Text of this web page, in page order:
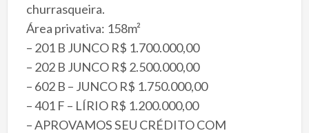
churrasqueira.
Área privativa: 158m²
– 201 B JUNCO R$ 1.700.000,00
– 202 B JUNCO R$ 2.500.000,00
– 602 B – JUNCO R$ 1.750.000,00
– 401 F – LÍRIO R$ 1.200.000,00
– APROVAMOS SEU CRÉDITO COM